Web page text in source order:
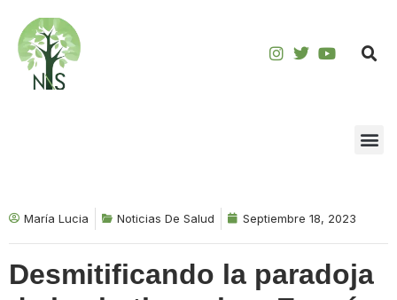
Saltar
contenido
María Lucia Noticias De Salud Septiembre 18, 2023
Desmitificando la paradoja